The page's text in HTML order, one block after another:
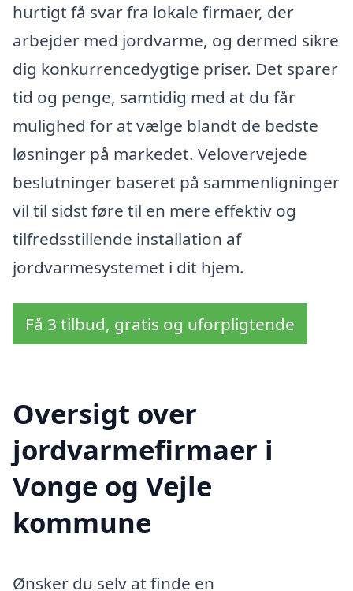
hurtigt få svar fra lokale firmaer, der
arbejder med jordvarme, og dermed sikre
dig konkurrencedygtige priser. Det sparer
tid og penge, samtidig med at du får
mulighed for at vælge blandt de bedste
løsninger på markedet. Velovervejede
beslutninger baseret på sammenligninger
vil til sidst føre til en mere effektiv og
tilfredsstillende installation af
jordvarmesystemet i dit hjem.
Få 3 tilbud, gratis og uforpligtende
Oversigt over
jordvarmefirmaer i
Vonge og Vejle
kommune
Ønsker du selv at finde en